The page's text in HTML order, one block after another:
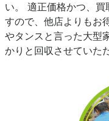
い。 適正価格かつ、買
すので、他店よりもお
やタンスと言った大型
かりと回収させていた